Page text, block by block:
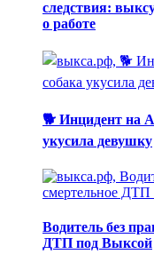
следствия:
о работе
🐕 Инцидент на
укусила девушку
Водитель без
ДТП под Выксой